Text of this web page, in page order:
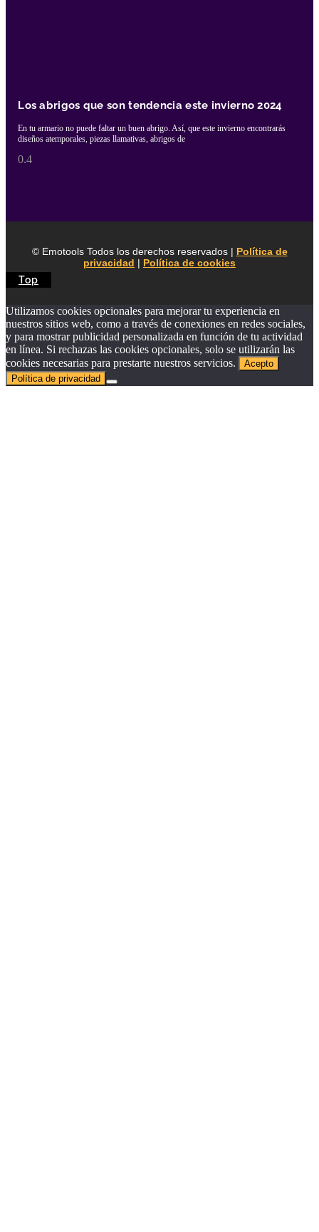
Los abrigos que son tendencia este invierno 2024
En tu armario no puede faltar un buen abrigo. Así, que este invierno encontrarás
diseños atemporales, piezas llamativas, abrigos de
© Emotools Todos los derechos reservados | Política de
privacidad | Política de cookies
Top
Utilizamos cookies opcionales para mejorar tu experiencia en
nuestros sitios web, como a través de conexiones en redes sociales,
y para mostrar publicidad personalizada en función de tu actividad
en línea. Si rechazas las cookies opcionales, solo se utilizarán las
cookies necesarias para prestarte nuestros servicios.
Acepto
Política de privacidad